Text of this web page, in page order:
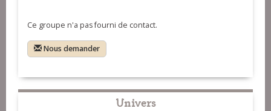
12-C'est à boire mesdames -
Morrisson jig
13-Le chant du gaillard d'avant
Ce groupe n'a pas fourni de contact.
Nous demander
Univers